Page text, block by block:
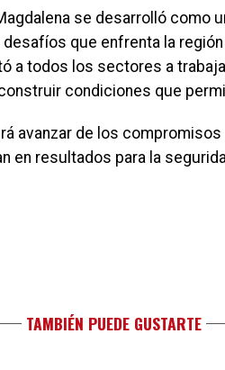
se desarrolló como
que enfrenta la
a todos los sectores a
condiciones que
avanzar de los
en resultados para la
TAMBIÉN PUEDE GUSTARTE